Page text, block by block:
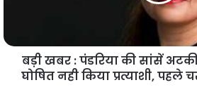
बड़ी खबर : पंडरिया की सांसें
घोषित नही किया प्रत्याशी, पहले